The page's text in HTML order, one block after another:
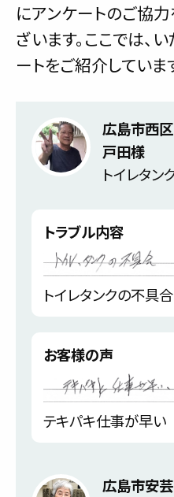
にアンケートのご協
ざいます。ここでは、
ートをご紹介していま
広島市西
戸田様
トイレタン
トラブル内容
トイレタンクの不具合
お客様の声
テキパキ仕事が早い
広島市安